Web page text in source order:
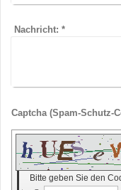
Nachricht: *
Bitte geben Sie den